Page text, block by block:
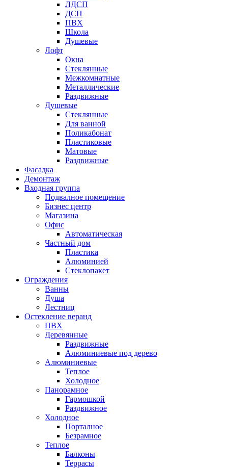
ЛДСП
ДСП
ПВХ
Школа
Душевые
Лофт
Окна
Стеклянные
Межкомнатные
Металлические
Раздвижные
Душевые
Стеклянные
Для ванной
Поликабонат
Пластиковые
Матовые
Раздвижные
Фасадка
Демонтаж
Входная группа
Подвалное помещение
Бизнес центр
Магазина
Офис
Автоматическая
Частный дом
Пластика
Алюминией
Стеклопакет
Ограждения
Ванны
Душа
Лестниц
Остекление веранд
ПВХ
Деревянные
Раздвижные
Алюминиевые под дерево
Алюминиевые
Теплое
Холодное
Панорамное
Гармошкой
Раздвижное
Холодное
Порталное
Безрамное
Теплое
Балконы
Террасы